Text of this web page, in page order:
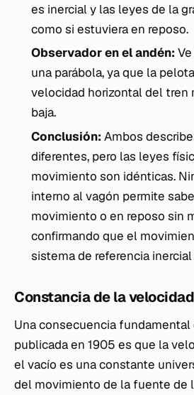
es inercial y las leyes de la
como si estuviera en reposo.
Observador en el andén:
una parábola, ya que la
velocidad horizontal del tren
baja.
Conclusión: Ambos
diferentes, pero las leyes
movimiento son idénticas.
interno al vagón permite
movimiento o en reposo sin
confirmando que el
sistema de referencia
Constancia de la
Una consecuencia fundamental
publicada en 1905 es que la
el vacío es una constante
del movimiento de la fuente de